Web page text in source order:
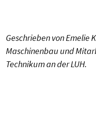
Geschrieben von Emelie
Maschinenbau und
Technikum an der LUH.